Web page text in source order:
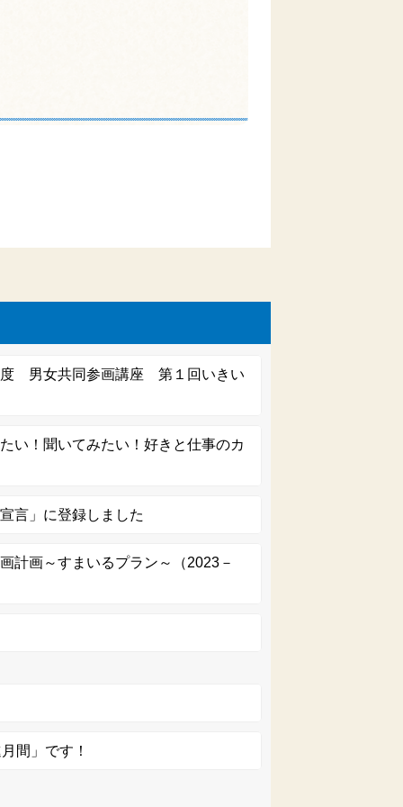
度 男女共同参画講座 第１回いきい
い！聞いてみたい！好きと仕事のカ
言」に登録しました
計画～すまいるプラン～（2023－
間」です！